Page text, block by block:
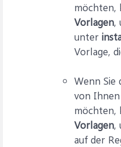
möchten,
Vorlagen,
unter
Vorlage,
Wenn Sie
von
möchten,
Vorlagen,
auf der